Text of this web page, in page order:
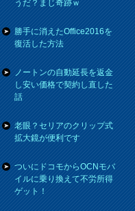
うだ？まじ奇跡ｗ
勝手に消えたOffice2016を
復活した方法
ノートンの自動延長を返金
し安い価格で契約し直した
話
老眼？セリアのクリップ式
拡大鏡が便利です
ついにドコモからOCNモバ
イルに乗り換えて不労所得
ゲット！